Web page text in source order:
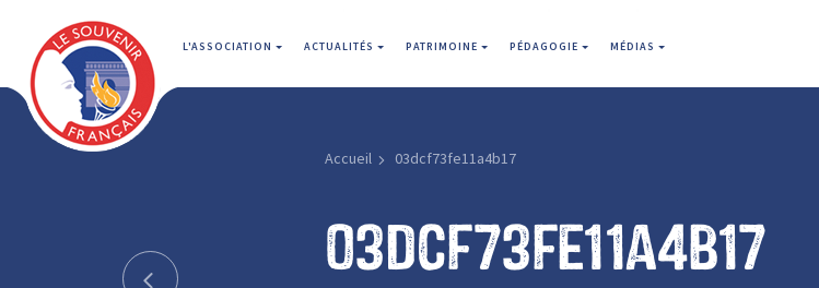
L'ASSOCIATION ACTUALITÉS PATRIMOINE PÉDAGOGIE MÉDIAS
Accueil 03dcf73fe11a4b17
03dcf73fe11a4b17